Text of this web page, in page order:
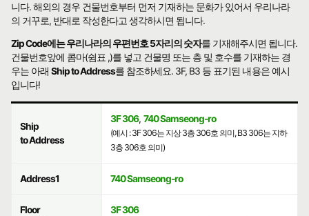
니다. 해외의 경우 건물번호부터 먼저 기재하는 문화가 있어서 우리나라
의 거꾸로, 반대로 작성한다고 생각하시면 됩니다.
Zip Code에는 우리나라의 우편번호 5자리의 숫자를 기재해주시면 됩니다.
건물번호앞에 콤마(쉼표 ,)를 넣고 건물명 또는 층 및 호수를 기재하는 경
우는 아래Ship to Address를 참조하세요. 3F, B3 등 표기된 내용은 예시
입니다!
Ship
to Address
3F 306, 740 Samseong-ro
(예시 : 3F 306는 지상 3층 306호 의미, B3 306는 지하
3층 306호 의미)
Address1 740 Samseong-ro
Floor
3F 306